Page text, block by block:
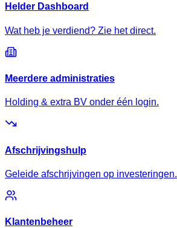
Helder Dashboard
Wat heb je verdiend? Zie het direct.
Meerdere administraties
Holding & extra BV onder één login.
Afschrijvingshulp
Geleide afschrijvingen op investeringen.
Klantenbeheer